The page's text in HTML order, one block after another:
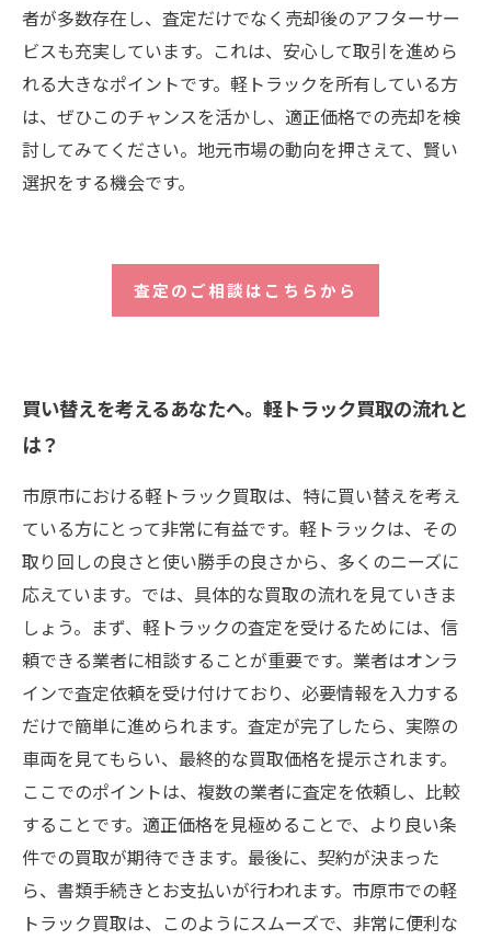
者が多数存在し、査定だけでなく売却後のアフターサー
ビスも充実しています。これは、安心して取引を進めら
れる大きなポイントです。軽トラックを所有している方
は、ぜひこのチャンスを活かし、適正価格での売却を検
討してみてください。地元市場の動向を押さえて、賢い
選択をする機会です。
査定のご相談はこちらから
買い替えを考えるあなたへ。軽トラック買取の流れと
は？
市原市における軽トラック買取は、特に買い替えを考え
ている方にとって非常に有益です。軽トラックは、その
取り回しの良さと使い勝手の良さから、多くのニーズに
応えています。では、具体的な買取の流れを見ていきま
しょう。まず、軽トラックの査定を受けるためには、信
頼できる業者に相談することが重要です。業者はオンラ
インで査定依頼を受け付けており、必要情報を入力する
だけで簡単に進められます。査定が完了したら、実際の
車両を見てもらい、最終的な買取価格を提示されます。
ここでのポイントは、複数の業者に査定を依頼し、比較
することです。適正価格を見極めることで、より良い条
件での買取が期待できます。最後に、契約が決まった
ら、書類手続きとお支払いが行われます。市原市での軽
トラック買取は、このようにスムーズで、非常に便利な